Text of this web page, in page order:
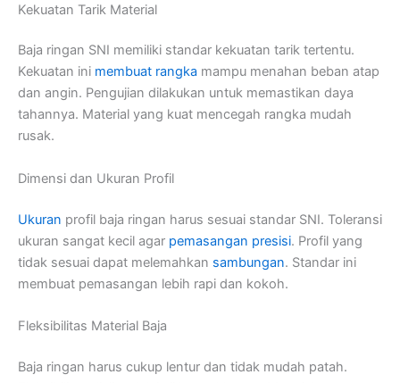
Kekuatan Tarik Material
Baja ringan SNI memiliki standar kekuatan tarik tertentu.
Kekuatan ini membuat rangka mampu menahan beban atap
dan angin. Pengujian dilakukan untuk memastikan daya
tahannya. Material yang kuat mencegah rangka mudah
rusak.
Dimensi dan Ukuran Profil
Ukuran profil baja ringan harus sesuai standar SNI. Toleransi
ukuran sangat kecil agar pemasangan presisi. Profil yang
tidak sesuai dapat melemahkan sambungan. Standar ini
membuat pemasangan lebih rapi dan kokoh.
Fleksibilitas Material Baja
Baja ringan harus cukup lentur dan tidak mudah patah.